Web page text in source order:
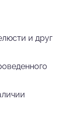
и друг